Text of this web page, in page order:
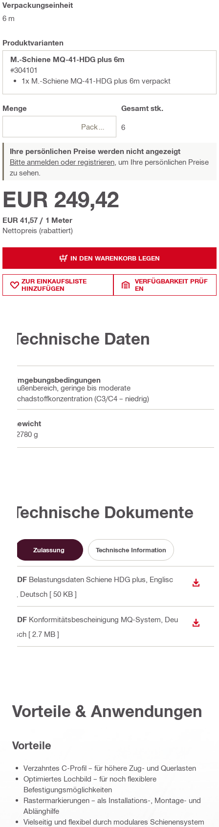
Verpackungseinheit
6 m
Produktvarianten
M.-Schiene MQ-41-HDG plus 6m
#304101
1x M.-Schiene MQ-41-HDG plus 6m verpackt
Menge
Packungen
Gesamtstk.
6
Ihre persönlichen Preise werden nicht angezeigt
Bitte anmelden oder registrieren, um Ihre persönlichen Preise
zu sehen.
Nettopreis (rabattiert)
EUR 249,42
EUR 41,57 / 1 Meter
IN DEN WARENKORB LEGEN
ZUR EINKAUFSLISTE
HINZUFÜGEN
VERFÜGBARKEIT PRÜF
EN
Technische Daten
Umgebungsbedingungen
Außenbereich, geringe bis moderate
Schadstoffkonzentration (C3/C4 – niedrig)
Gewicht
12780 g
Technische Dokumente
Zulassung Technische Information
PDF Belastungsdaten Schiene HDG plus , Englisc
h, Deutsch [ 50 KB ]
PDF Konformitätsbescheinigung MQ-System , Deu
tsch [ 2.7 MB ]
Vorteile & Anwendungen
Vorteile
Verzahntes C-Profil – für höhere Zug- und Querlasten
Optimiertes Lochbild – für noch flexiblere
Befestigungsmöglichkeiten
Rastermarkierungen – als Installations-, Montage- und
Ablänghilfe
Vielseitig und flexibel durch modulares Schienensystem